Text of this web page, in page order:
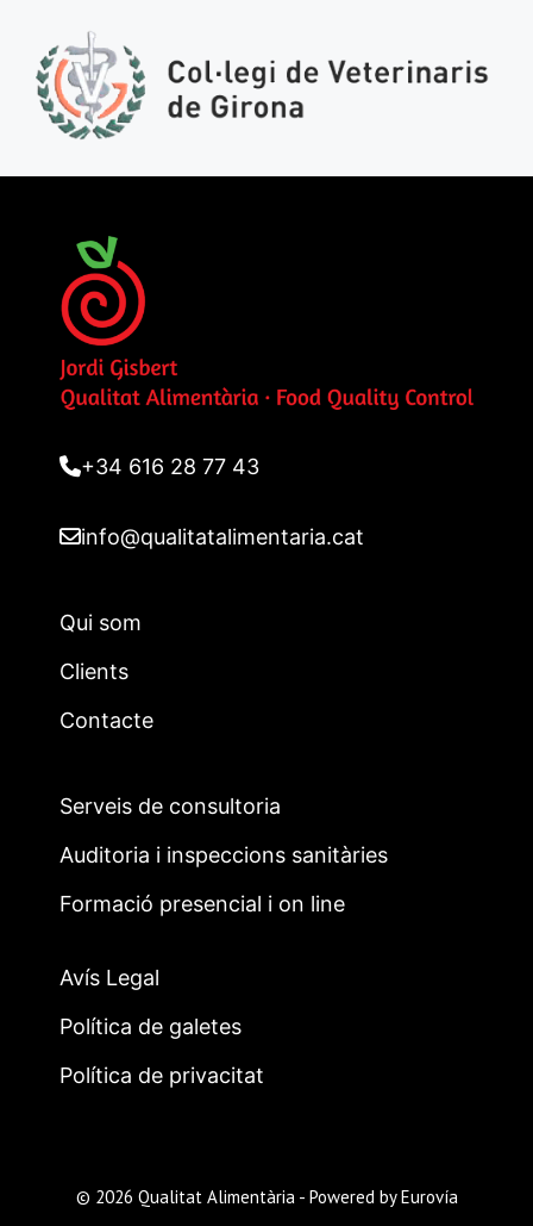
+34 616 28 77 43
info@qualitatalimentaria.cat
Qui som
Clients
Contacte
Serveis de consultoria
Auditoria i inspeccions sanitàries
Formació presencial i on line
Avís Legal
Política de galetes
Política de privacitat
© 2026 Qualitat Alimentària - Powered byEurovía